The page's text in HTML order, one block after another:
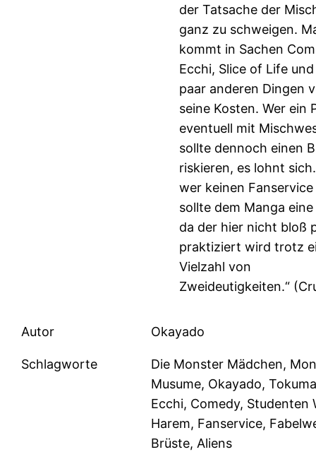
der Tatsache der
ganz zu schweigen.
kommt in Sachen
Ecchi, Slice of Life
paar anderen Dingen
seine Kosten. Wer ein
eventuell mit
sollte dennoch einen
riskieren, es lohnt
wer keinen
sollte dem Manga
da der hier nicht bloß
praktiziert wird trotz
Vielzahl von
Zweideutigkeiten.“
Autor Okayado
Schlagworte
Die Monster Mädchen,
Musume, Okayado,
Ecchi, Comedy, Studenten
Harem, Fanservice,
Brüste, Aliens